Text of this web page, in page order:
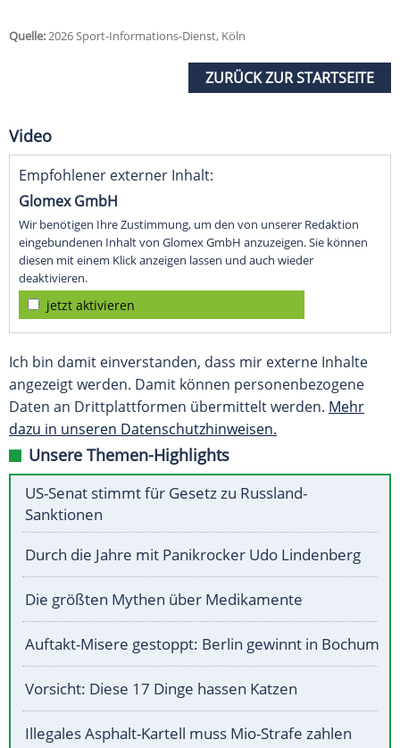
Quelle:2026 Sport-Informations-Dienst, Köln
ZURÜCK ZUR STARTSEITE
Video
Empfohlener externer Inhalt:
Glomex GmbH
Wir benötigen Ihre Zustimmung, um den von unserer Redaktion
eingebundenen Inhalt von Glomex GmbH anzuzeigen. Sie können
diesen mit einem Klick anzeigen lassen und auch wieder
deaktivieren.
jetzt aktivieren
Ich bin damit einverstanden, dass mir externe Inhalte
angezeigt werden. Damit können personenbezogene
Daten an Drittplattformen übermittelt werden. Mehr
dazu in unseren Datenschutzhinweisen.
Unsere Themen-Highlights
US-Senat stimmt für Gesetz zu Russland-
Sanktionen
Durch die Jahre mit Panikrocker Udo Lindenberg
Die größten Mythen über Medikamente
Auftakt-Misere gestoppt: Berlin gewinnt in Bochum
Vorsicht: Diese 17 Dinge hassen Katzen
Illegales Asphalt-Kartell muss Mio-Strafe zahlen